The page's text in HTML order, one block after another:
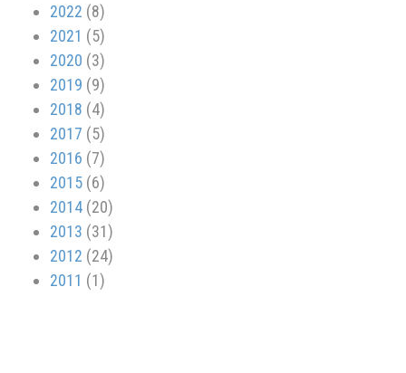
2022 (8)
2021 (5)
2020 (3)
2019 (9)
2018 (4)
2017 (5)
2016 (7)
2015 (6)
2014 (20)
2013 (31)
2012 (24)
2011 (1)